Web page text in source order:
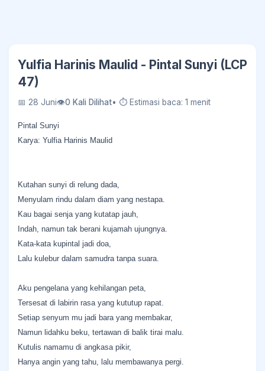
Yulfia Harinis Maulid - Pintal Sunyi (LCP
47)
📅 28 Juni👁0 Kali Dilihat• ⏱ Estimasi baca: 1 menit
Pintal Sunyi
Karya: Yulfia Harinis Maulid
Kutahan sunyi di relung dada,
Menyulam rindu dalam diam yang nestapa.
Kau bagai senja yang kutatap jauh,
Indah, namun tak berani kujamah ujungnya.
Kata-kata kupintal jadi doa,
Lalu kulebur dalam samudra tanpa suara.
Aku pengelana yang kehilangan peta,
Tersesat di labirin rasa yang kututup rapat.
Setiap senyum mu jadi bara yang membakar,
Namun lidahku beku, tertawan di balik tirai malu.
Kutulis namamu di angkasa pikir,
Hanya angin yang tahu, lalu membawanya pergi.